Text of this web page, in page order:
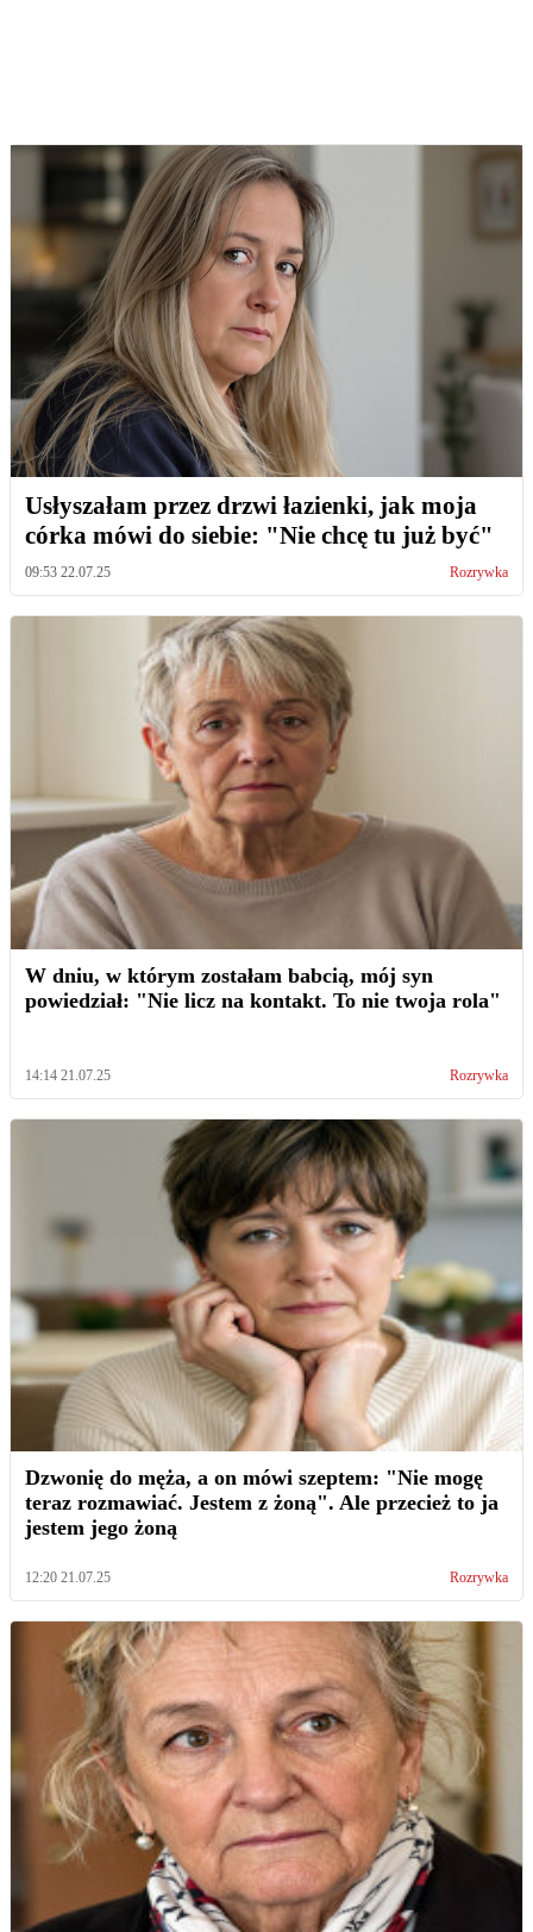
Usłyszałam przez drzwi łazienki, jak moja
córka mówi do siebie: "Nie chcę tu już być"
09:53 22.07.25 Rozrywka
W dniu, w którym zostałam babcią, mój syn
powiedział: "Nie licz na kontakt. To nie twoja rola"
14:14 21.07.25 Rozrywka
Dzwonię do męża, a on mówi szeptem: "Nie mogę
teraz rozmawiać. Jestem z żoną". Ale przecież to ja
jestem jego żoną
12:20 21.07.25 Rozrywka